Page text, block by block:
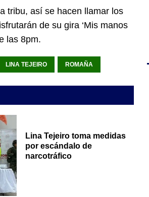
tribu, así se hacen llamar los
de su gira ‘Mis manos
las 8pm.
LINA TEJEIRO ROMAÑA
Lina Tejeiro toma medidas
por escándalo de
narcotráfico